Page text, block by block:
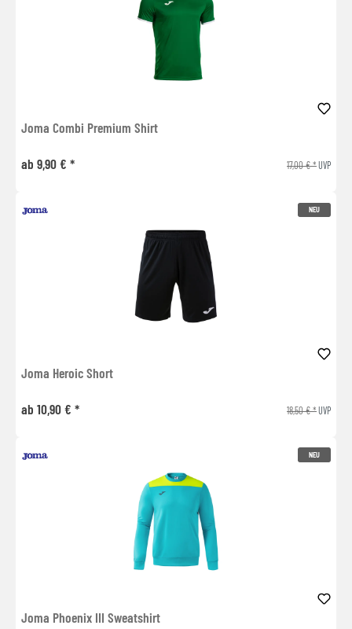
Joma Combi Premium Shirt
ab 9,90 € * 17,00 € *UVP
NEU
Joma Heroic Short
ab 10,90 € * 18,50 € *UVP
NEU
Joma Phoenix III Sweatshirt